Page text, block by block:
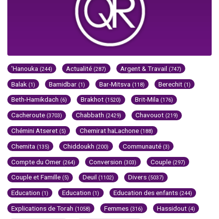
'Hanouka (244) Actualité (287) Argent & Travail (747)
Balak (1) Bamidbar (1) Bar-Mitsva (118) Berechit (1)
Beth-Hamikdach (6) Brakhot (1520) Brit-Mila (176)
Cacheroute (3703) Chabbath (2429) Chavouot (219)
Chémini Atseret (5) Chemirat haLachone (188)
Chemita (135) Chiddoukh (200) Communauté (3)
Compte du Omer (264) Conversion (303) Couple (297)
Couple et Famille (5) Deuil (1102) Divers (5037)
Education (1) Education (1) Education des enfants (244)
Explications de Torah (1058) Femmes (316) Hassidout (4)